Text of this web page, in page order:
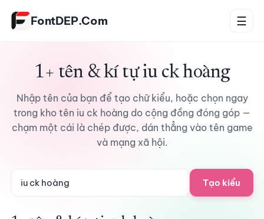
FontDEP.Com ☰
1+ tên & kí tự iu ck hoàng
Nhập tên của bạn để tạo chữ kiểu, hoặc chọn ngay
trong kho tên iu ck hoàng do cộng đồng đóng góp —
chạm một cái là chép được, dán thẳng vào tên game
và mạng xã hội.
Tạo kiểu